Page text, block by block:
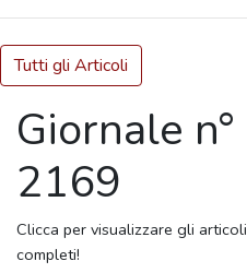
Tutti gli Articoli
Giornale n°
2169
Clicca per visualizzare gli articoli
completi!